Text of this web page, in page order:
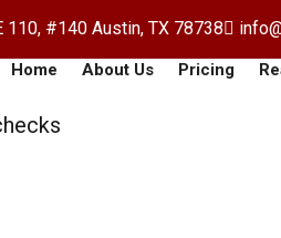
110, #140 Austin, TX 78738
Home About Us Pricing